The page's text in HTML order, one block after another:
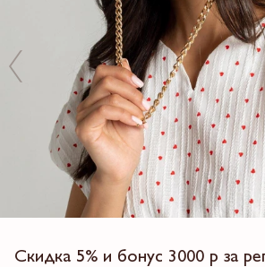
Скидка 5% и бонус 3000 р за